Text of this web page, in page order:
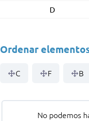
D
Ordenar
C F B
No podemos